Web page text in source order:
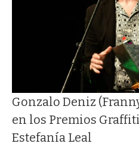
Gonzalo Deniz
en los Premios Graffiti
Estefanía Leal